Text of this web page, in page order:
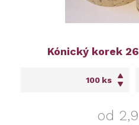
Kónický korek
ks
od